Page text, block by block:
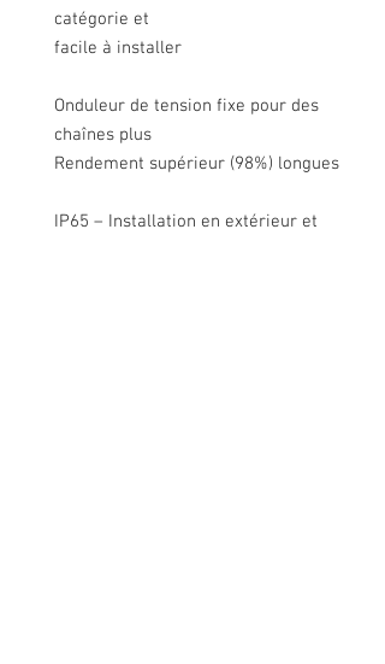
catégorie et
facile à installer
Onduleur de tension fixe pour des
chaînes plus
Rendement supérieur (98%) longues
IP65 – Installation en extérieur et